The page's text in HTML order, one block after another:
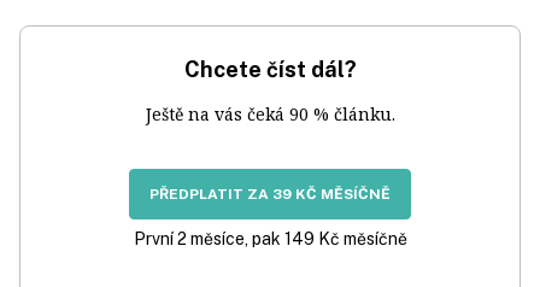
Chcete číst dál?
Ještě na vás čeká 90 % článku.
PŘEDPLATIT ZA 39 KČ MĚSÍČNĚ
První 2 měsíce, pak 149 Kč měsíčně